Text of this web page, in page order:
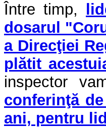
Între timp,
dosarul
a Direcţiei
plătit
inspector
conferinţă
ani, pentru